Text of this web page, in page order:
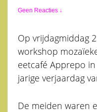
Geen Reacties ↓
Op vrijdagmiddag
workshop
eetcafé Apprepo
jarige verjaardag
De meiden waren